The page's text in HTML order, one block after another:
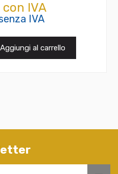
IVA
IVA
Aggiungi al carrello